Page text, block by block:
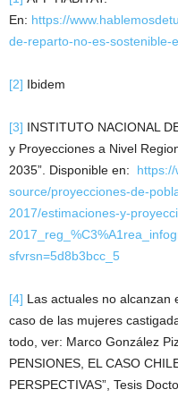
En: https://
de-reparto-no-es-sostenible-
[2] Ibidem
[3] INSTITUTO NACIONAL
y Proyecciones a Nivel
2035”. Disponible en:
source/proyecciones-de-
2017/estimaciones-y-
sfvrsn=5d8b3bcc_5
[4] Las actuales no alcanzan
caso de las mujeres
todo, ver: Marco González
PENSIONES, EL CASO
PERSPECTIVAS”, Tesis